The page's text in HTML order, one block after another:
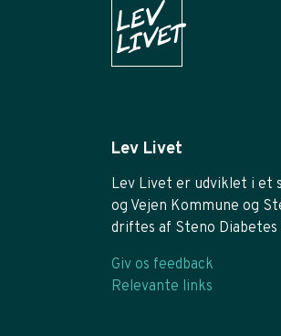
Lev Livet
Lev Livet er udviklet i et
og Vejen Kommune og
driftes af Steno Diabetes
Giv os feedback
Relevante links